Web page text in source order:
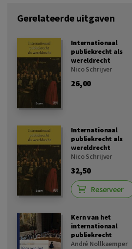
Gerelateerde uitgaven
Internationaal
publiekrecht als
wereldrecht
Nico Schrijver
26,00
Internationaal
publiekrecht als
wereldrecht
Nico Schrijver
32,50
Reserveer
Kern van het
internationaal
publiekrecht
André Nollkaemper